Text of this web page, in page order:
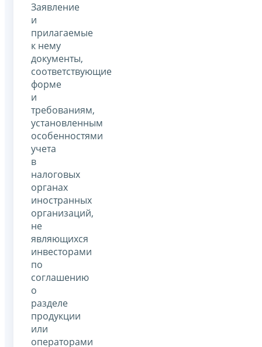
Заявление
и
прилагаемые
к нему
документы,
соответствующие
форме
и
требованиям,
установленным
особенностями
учета
в
налоговых
органах
иностранных
организаций,
не
являющихся
инвесторами
по
соглашению
о
разделе
продукции
или
операторами